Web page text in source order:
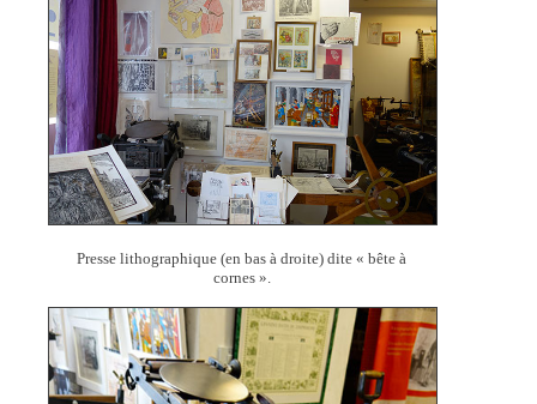
Presse lithographique (en bas à droite) dite « bête à
cornes ».